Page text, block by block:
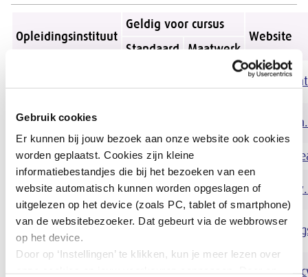
Gebruik cookies
Er kunnen bij jouw bezoek aan onze website ook cookies
worden geplaatst. Cookies zijn kleine
informatiebestandjes die bij het bezoeken van een
website automatisch kunnen worden opgeslagen of
uitgelezen op het device (zoals PC, tablet of smartphone)
van de websitebezoeker. Dat gebeurt via de webbrowser
op het device.
Door op ‘Instellingen’ te klikken, kun je meer lezen over
Opleidingsinstituut
Geldig voor cursus
Website
Standaard Maatwerk
Medezeggenschap
Adviesbureau Atim
B.V.
Cintea ja ja
Durv Training en
Advies
- ja
Haagse Beek
organisatieadvies
INFÁCY Advies en
- ja